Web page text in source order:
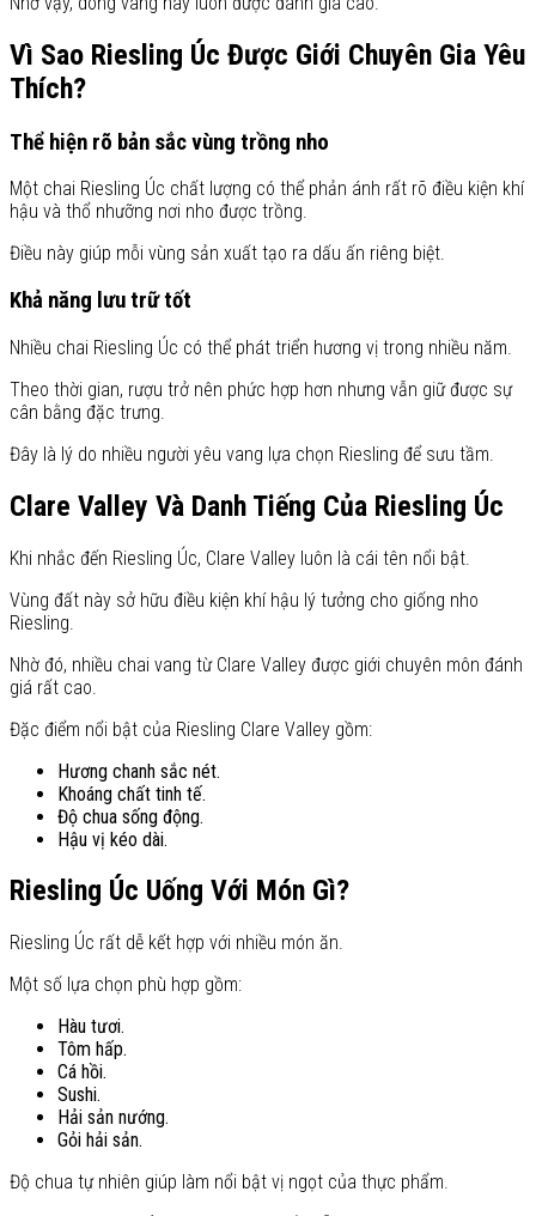
Vì Sao Riesling Úc Được Giới Chuyên Gia Yêu
Thích?
Thể hiện rõ bản sắc vùng trồng nho
Một chai Riesling Úc chất lượng có thể phản ánh rất rõ điều kiện khí
hậu và thổ nhưỡng nơi nho được trồng.
Điều này giúp mỗi vùng sản xuất tạo ra dấu ấn riêng biệt.
Khả năng lưu trữ tốt
Nhiều chai Riesling Úc có thể phát triển hương vị trong nhiều năm.
Theo thời gian, rượu trở nên phức hợp hơn nhưng vẫn giữ được sự
cân bằng đặc trưng.
Đây là lý do nhiều người yêu vang lựa chọn Riesling để sưu tầm.
Clare Valley Và Danh Tiếng Của Riesling Úc
Khi nhắc đến Riesling Úc, Clare Valley luôn là cái tên nổi bật.
Vùng đất này sở hữu điều kiện khí hậu lý tưởng cho giống nho
Riesling.
Nhờ đó, nhiều chai vang từ Clare Valley được giới chuyên môn đánh
giá rất cao.
Đặc điểm nổi bật của Riesling Clare Valley gồm:
Hương chanh sắc nét.
Khoáng chất tinh tế.
Độ chua sống động.
Hậu vị kéo dài.
Riesling Úc Uống Với Món Gì?
Riesling Úc rất dễ kết hợp với nhiều món ăn.
Một số lựa chọn phù hợp gồm:
Hàu tươi.
Tôm hấp.
Cá hồi.
Sushi.
Hải sản nướng.
Gỏi hải sản.
Độ chua tự nhiên giúp làm nổi bật vị ngọt của thực phẩm.